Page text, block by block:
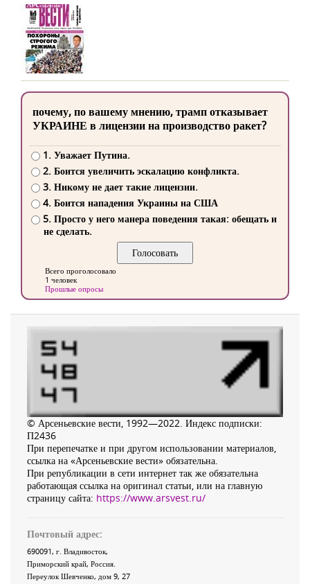
почему, по вашему мнению, трамп отказывает
УКРАИНЕ в лицензии на производство ракет?
1. Уважает Путина.
2. Боится увеличить эскалацию конфликта.
3. Никому не дает такие лицензии.
4. Боится нападения Украины на США
5. Просто у него манера поведения такая: обещать и
не сделать.
Всего проголосовало
1 человек
Прошлые опросы
© Арсеньевские вести, 1992—2022. Индекс подписки:
П2436
При перепечатке и при другом использовании материалов,
ссылка на «Арсеньевские вести» обязательна.
При републикации в сети интернет так же обязательна
работающая ссылка на оригинал статьи, или на главную
страницу сайта: https://www.arsvest.ru/
Почтовый адрес:
690091, г. Владивосток,
Приморский край, Россия
Переулок Шевченко, дом 9, 27